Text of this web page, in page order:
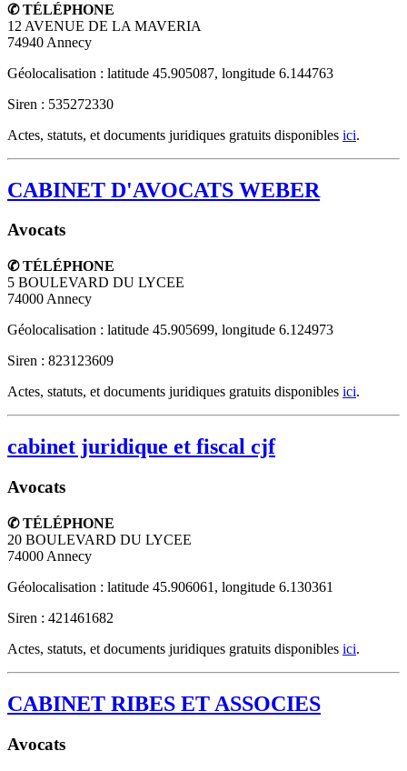
✆ TÉLÉPHONE
12 AVENUE DE LA MAVERIA
74940 Annecy
Géolocalisation : latitude 45.905087, longitude 6.144763
Siren : 535272330
Actes, statuts, et documents juridiques gratuits disponibles ici.
CABINET D'AVOCATS WEBER
Avocats
✆ TÉLÉPHONE
5 BOULEVARD DU LYCEE
74000 Annecy
Géolocalisation : latitude 45.905699, longitude 6.124973
Siren : 823123609
Actes, statuts, et documents juridiques gratuits disponibles ici.
cabinet juridique et fiscal cjf
Avocats
✆ TÉLÉPHONE
20 BOULEVARD DU LYCEE
74000 Annecy
Géolocalisation : latitude 45.906061, longitude 6.130361
Siren : 421461682
Actes, statuts, et documents juridiques gratuits disponibles ici.
CABINET RIBES ET ASSOCIES
Avocats